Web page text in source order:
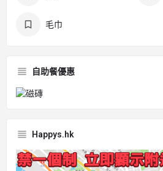
毛巾
自助餐優惠
Happys.hk